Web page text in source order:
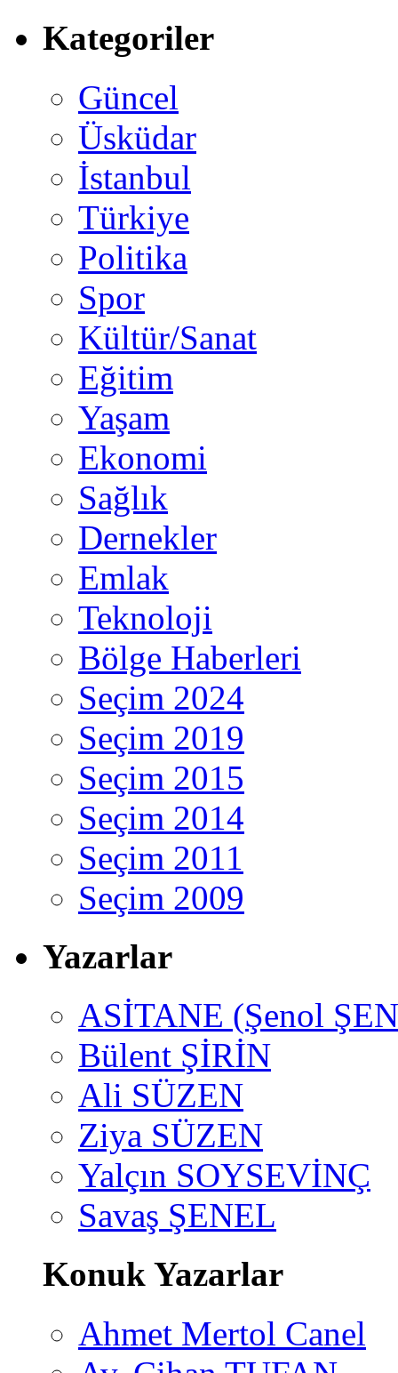
Kategoriler
Güncel
Üsküdar
İstanbul
Türkiye
Politika
Spor
Kültür/Sanat
Eğitim
Yaşam
Ekonomi
Sağlık
Dernekler
Emlak
Teknoloji
Bölge Haberleri
Seçim 2024
Seçim 2019
Seçim 2015
Seçim 2014
Seçim 2011
Seçim 2009
Yazarlar
ASİTANE (Şenol
Bülent ŞİRİN
Ali SÜZEN
Ziya SÜZEN
Yalçın SOYSEVİNÇ
Savaş ŞENEL
Konuk Yazarlar
Ahmet Mertol Canel